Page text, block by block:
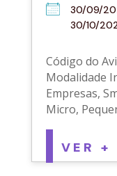
30/09/
30/10/
Código do
Modalidade
Empresas,
Micro,
VER +